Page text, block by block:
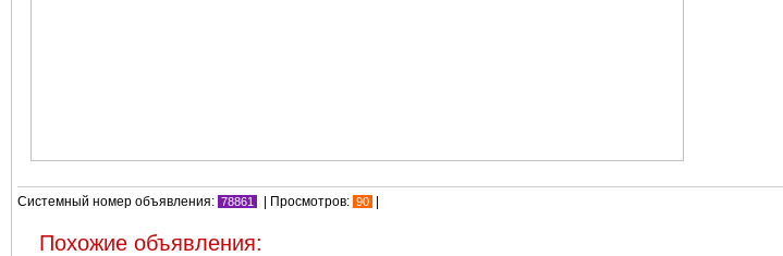
Системный номер объявления: 78861 | Просмотров: 90 |
Похожие объявления: